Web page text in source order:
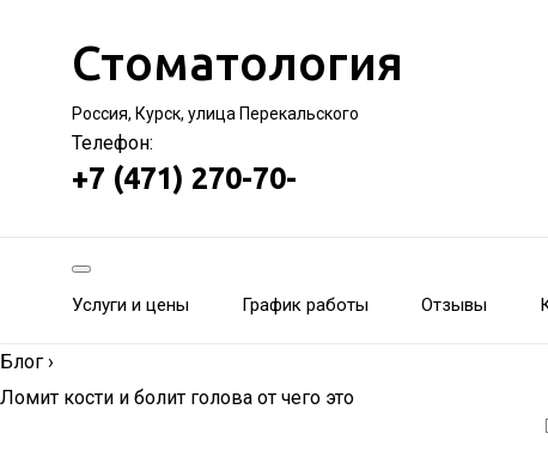
Стоматология
Россия, Курск, улица Перекальского
Телефон:
+7 (471) 270-70-
Услуги и цены График работы Отзывы
Блог ›
Ломит кости и болит голова от чего это